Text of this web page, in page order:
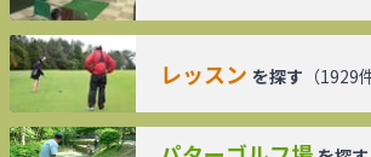
レッスン を探す （1929